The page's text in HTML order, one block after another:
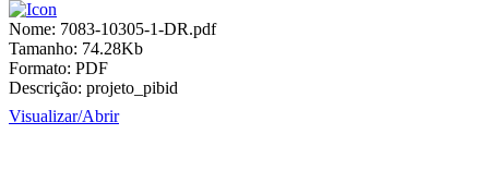
Nome: 7083-10305-1-DR.pdf
Tamanho: 74.28Kb
Formato: PDF
Descrição: projeto_pibid
Visualizar/Abrir